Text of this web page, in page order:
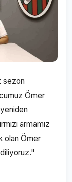
sezon
Ömer
armamız
olan Ömer